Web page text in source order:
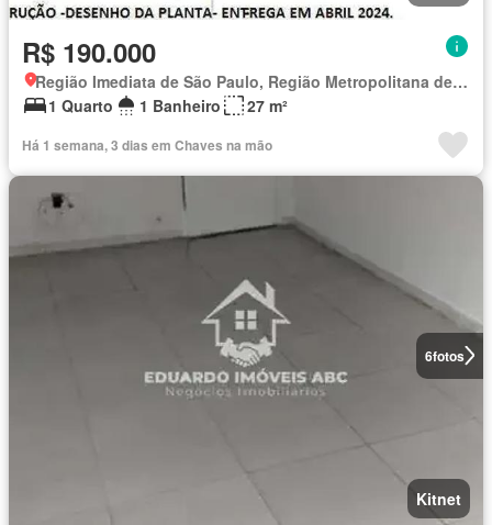
R$ 190.000
Região Imediata de São Paulo, Região Metropolitana de São Paulo
1 Quarto
1 Banheiro 27 m²
Há 1 semana, 3 dias em Chaves na mão
6fotos
Kitnet